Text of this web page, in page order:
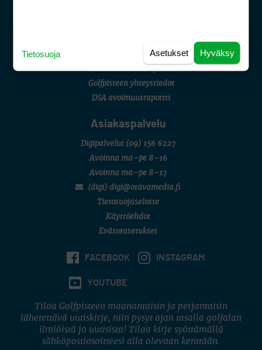
Mediahinnasto
Golfpisteen yhteystiedot
DSA avoimuusraportti
Asiakaspalvelu
Digipalvelut (09) 156 6227
Avoinna ma–pe 8–16
Avoinna ma–pe 8–17
(digi) digi@otavamedia.fi
Tietosuojaseloste
Käyttöehdot
Evästeasetukset
FACEBOOK INSTAGRAM
YOUTUBE
Tilaa Golfpisteen maanantaisin ja perjantaisin
lähetettävä uutiskirje, niin pysyt ajan tasalla golfalan
ilmiöistä ja uutisista! Tilaa kirje syöttämällä
sähköpostiosoitteesi alla olevaan kenttään.
Hyväksy
Asetukset
Tietosuoja